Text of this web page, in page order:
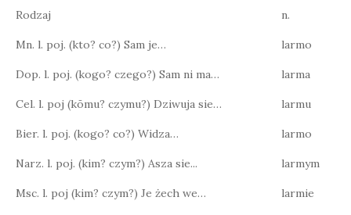
Rodzaj n.
Mn. l. poj. (kto? co?) Sam je… larmo
Dop. l. poj. (kogo? czego?) Sam ni ma… larma
Cel. l. poj (kōmu? czymu?) Dziwuja sie… larmu
Bier. l. poj. (kogo? co?) Widza… larmo
Narz. l. poj. (kim? czym?) Asza sie... larmym
Msc. l. poj (kim? czym?) Je żech we… larmie